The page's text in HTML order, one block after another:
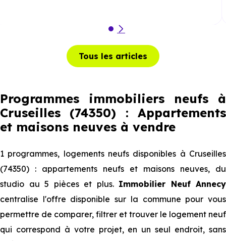
Tous les articles
Programmes immobiliers neufs à
Cruseilles (74350) : Appartements
et maisons neuves à vendre
1 programmes, logements neufs disponibles à Cruseilles
(74350) : appartements neufs et maisons neuves, du
studio au 5 pièces et plus. Immobilier Neuf Annecy
centralise l'offre disponible sur la commune pour vous
permettre de comparer, filtrer et trouver le logement neuf
qui correspond à votre projet, en un seul endroit, sans